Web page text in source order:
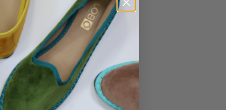
No hay productos en el carrito.